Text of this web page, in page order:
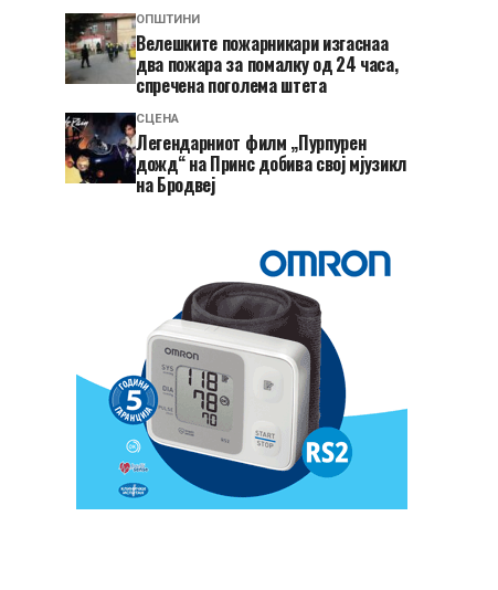
ОПШТИНИ
Велешките пожарникари изгаснаа
два пожара за помалку од 24 часа,
спречена поголема штета
СЦЕНА
Легендарниот филм „Пурпурен
дожд“ на Принс добива свој мјузикл
на Бродвеј